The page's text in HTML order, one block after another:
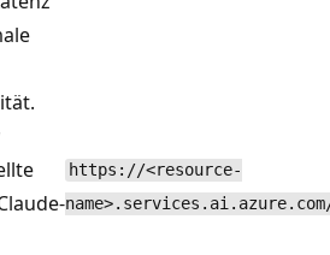
https://<resource-